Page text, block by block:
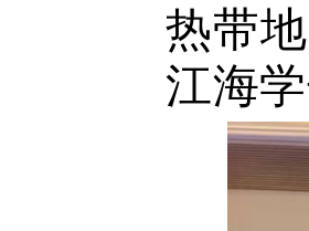
热带
江海